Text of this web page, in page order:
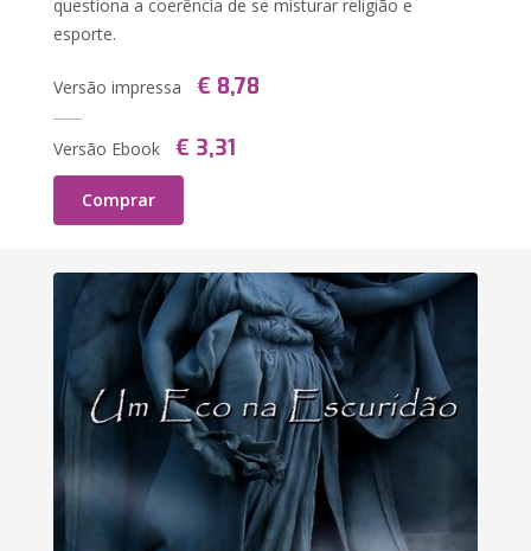
questiona a coerência de se misturar religião e
esporte.
Versão impressa € 8,78
Versão Ebook € 3,31
Comprar